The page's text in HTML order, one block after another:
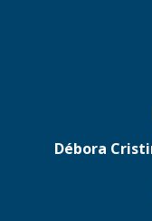
Débora